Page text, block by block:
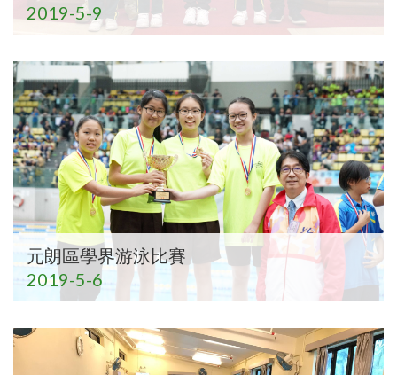
2019-5-9
元朗區學界游泳比賽
2019-5-6